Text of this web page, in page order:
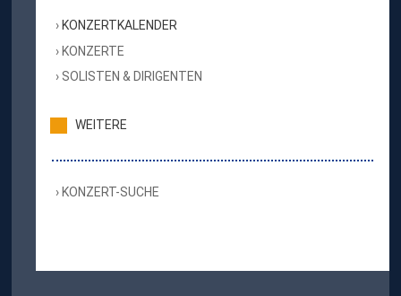
KONZERTKALENDER
KONZERTE
SOLISTEN & DIRIGENTEN
WEITERE
KONZERT-SUCHE